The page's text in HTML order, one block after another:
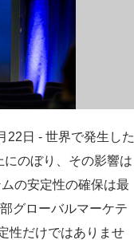
22日 - 世界で発生した
のぼり、その影響は
の安定性の確保は最
グローバルマーケテ
性だけではありませ